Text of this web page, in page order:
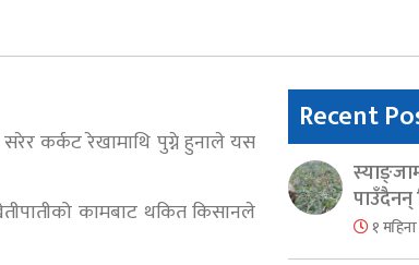
कर्कट रेखामाथि पुग्ने हुनाले यस
कामबाट थकित किसानले
Recent
पाउँदैनन्
१